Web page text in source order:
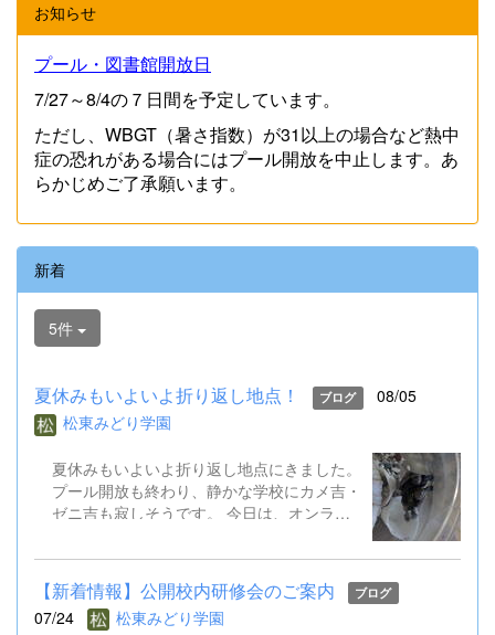
お知らせ
プール・図書館開放日
7/27～8/4の７日間を予定しています。
ただし、WBGT（暑さ指数）が31以上の場合など熱中
症の恐れがある場合にはプール開放を中止します。あ
らかじめご了承願います。
新着
5件
夏休みもいよいよ折り返し地点！ ブログ
08/05
松東みどり学園
夏休みもいよいよ折り返し地点にきました。
プール開放も終わり、静かな学校にカメ吉・
ゼニ吉も寂しそうです。 今日は、オンライ
はオンライン役員会も実施し、２学期の全校
遊びについて意見交換しました。先生方も校
内研修会を行ったり、教育委員会の研修会に
出かけたりしています。 あと半分の夏休み
【新着情報】公開校内研修会のご案内 ブログ
07/24 松東みどり学園